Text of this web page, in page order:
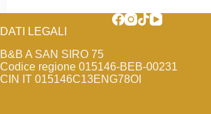
DATI LEGALI
B&B A SAN SIRO 75
Codice regione 015146-BEB-00231
CIN IT 015146C13ENG78OI